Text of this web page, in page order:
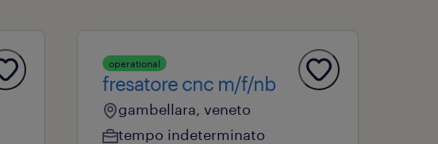
operational
fresatore cnc m/f/nb
gambellara, veneto
tempo indeterminato